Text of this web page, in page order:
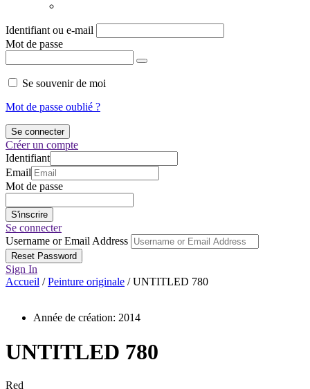
Identifiant ou e-mail
Mot de passe
Se souvenir de moi
Mot de passe oublié ?
Créer un compte
Identifiant
Email
Mot de passe
Se connecter
Username or Email Address
Sign In
Accueil /Peinture originale / UNTITLED 780
Année de création: 2014
UNTITLED 780
Red